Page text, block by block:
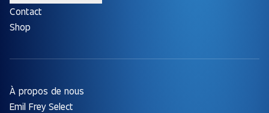
Contact
Shop
À propos de nous
Emil Frey Select